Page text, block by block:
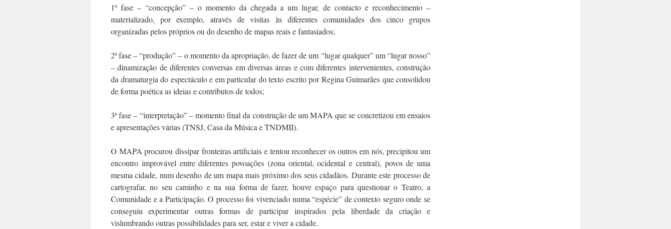
1ª fase – “concepção” – o momento da chegada a um lugar, de contacto e reconhecimento –
materializado, por exemplo, através de visitas às diferentes comunidades dos cinco grupos
organizadas pelos próprios ou do desenho de mapas reais e fantasiados;
2ª fase – “produção” – o momento da apropriação, de fazer de um “lugar qualquer” um “lugar nosso”
– dinamização de diferentes conversas em diversas áreas e com diferentes intervenientes, construção
da dramaturgia do espectáculo e em particular do texto escrito por Regina Guimarães que consolidou
de forma poética as ideias e contributos de todos;
3ª fase – “interpretação” – momento final da construção de um MAPA que se concretizou em ensaios
e apresentações várias (TNSJ, Casa da Música e TNDMII).
O MAPA procurou dissipar fronteiras artificiais e tentou reconhecer os outros em nós, precipitou um
encontro improvável entre diferentes povoações (zona oriental, ocidental e central), povos de uma
mesma cidade, num desenho de um mapa mais próximo dos seus cidadãos. Durante este processo de
cartografar, no seu caminho e na sua forma de fazer, houve espaço para questionar o Teatro, a
Comunidade e a Participação. O processo foi vivenciado numa “espécie” de contexto seguro onde se
conseguiu experimentar outras formas de participar inspirados pela liberdade da criação e
vislumbrando outras possibilidades para ser, estar e viver a cidade.